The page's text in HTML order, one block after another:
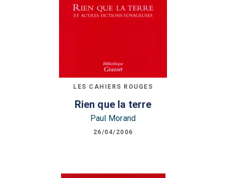
LES CAHIERS ROUGES
Rien que la terre
Paul Morand
26/04/2006